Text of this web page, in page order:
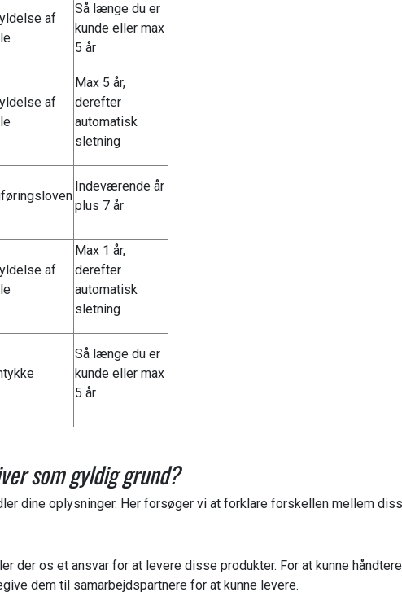
af
Så længe du er
kunde eller max
5 år
af
Max 5 år,
derefter
automatisk
sletning
Indeværende år
plus 7 år
af
Max 1 år,
derefter
automatisk
sletning
Så længe du er
kunde eller max
5 år
som gyldig grund?
dine oplysninger. Her forsøger vi at forklare forskellen mellem
der os et ansvar for at levere disse produkter. For at kunne
dem til samarbejdspartnere for at kunne levere.